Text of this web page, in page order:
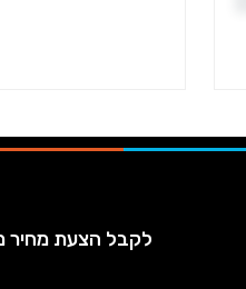
לקבל הצעת מחיר